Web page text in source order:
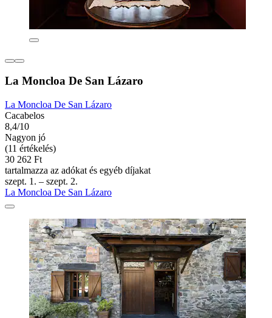
La Moncloa De San Lázaro
La Moncloa De San Lázaro
Cacabelos
8,4/10
Nagyon jó
(11 értékelés)
30 262 Ft
tartalmazza az adókat és egyéb díjakat
szept. 1. – szept. 2.
La Moncloa De San Lázaro